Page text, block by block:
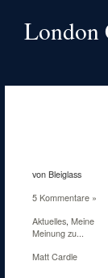
London
von Bleiglass
5 Kommentare »
Aktuelles, Meine
Meinung zu...
Matt Cardle